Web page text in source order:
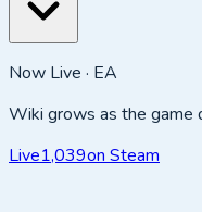
Now Live · EA
Wiki grows as the game
Live1,039on Steam